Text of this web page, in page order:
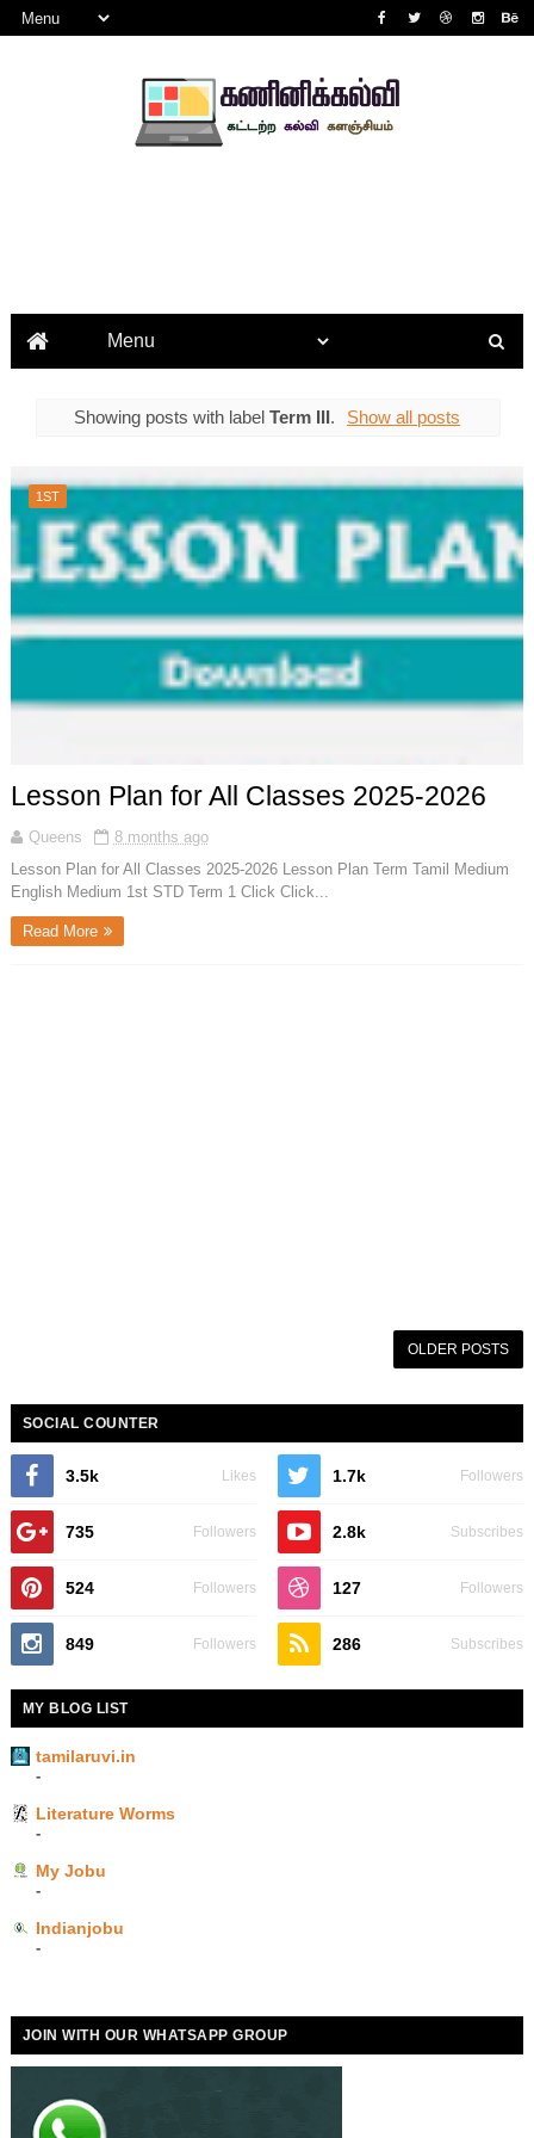
Showing posts with label Term III. Show all posts
1ST
Lesson Plan for All Classes 2025-2026
Queens
8 months ago
Lesson Plan for All Classes 2025-2026 Lesson Plan Term Tamil Medium
English Medium 1st STD Term 1 Click Click...
Read More
OLDER POSTS
SOCIAL COUNTER
3.5k Likes 1.7k Followers
735 Followers 2.8k Subscribes
524 Followers 127 Followers
849 Followers 286 Subscribes
MY BLOG LIST
tamilaruvi.in
-
Literature Worms
-
My Jobu
-
Indianjobu
-
JOIN WITH OUR WHATSAPP GROUP